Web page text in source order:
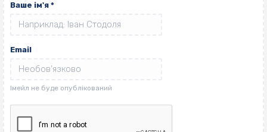
Ваше ім'я *
Email